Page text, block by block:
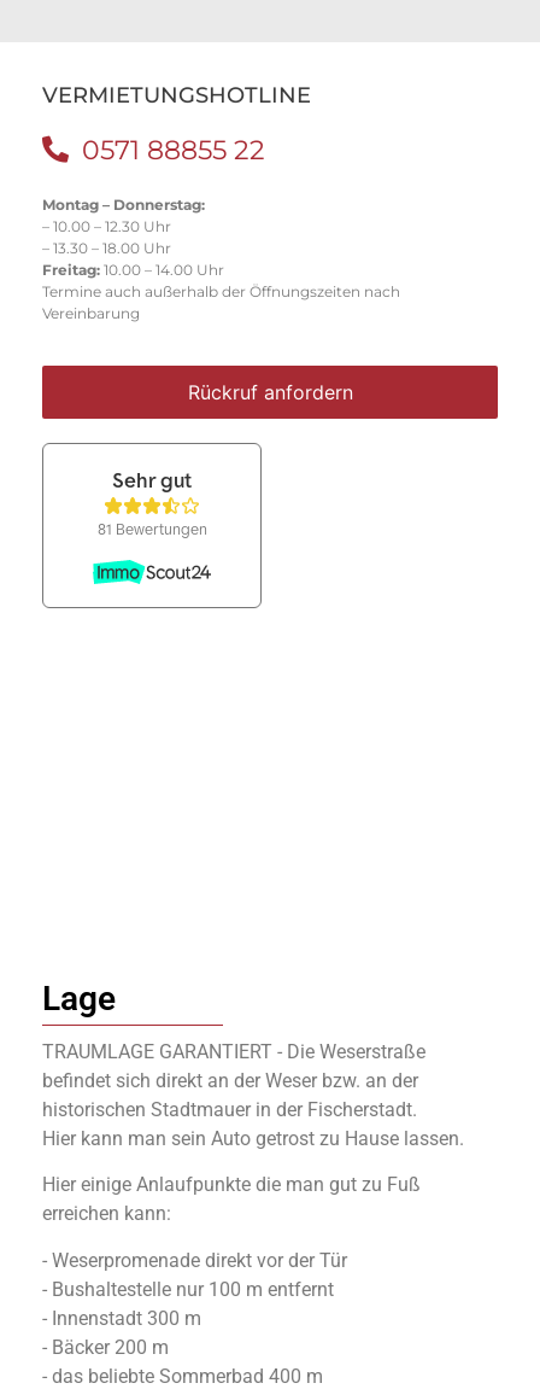
VERMIETUNGSHOTLINE
0571 88855 22
Montag – Donnerstag:
– 10.00 – 12.30 Uhr
– 13.30 – 18.00 Uhr
Freitag: 10.00 – 14.00 Uhr
Termine auch außerhalb der Öffnungszeiten nach
Vereinbarung
Rückruf anfordern
Lage
TRAUMLAGE GARANTIERT - Die Weserstraße
befindet sich direkt an der Weser bzw. an der
historischen Stadtmauer in der Fischerstadt.
Hier kann man sein Auto getrost zu Hause lassen.
Hier einige Anlaufpunkte die man gut zu Fuß
erreichen kann:
- Weserpromenade direkt vor der Tür
- Bushaltestelle nur 100 m entfernt
- Innenstadt 300 m
- Bäcker 200 m
- das beliebte Sommerbad 400 m